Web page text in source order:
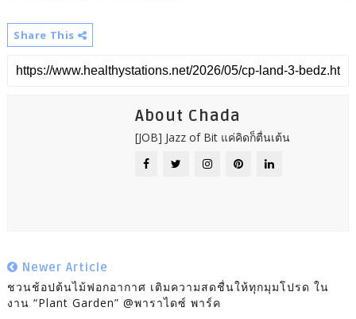
Share This
About Chada
[JOB] Jazz of Bit แค่คิดก็ตื่นเต้น
Newer Article
ชวนช้อปต้นไม้ฟอกอากาศ เติมความสดชื่นให้ทุกมุมโปรด ใน
งาน “Plant Garden” @พาราไดซ์ พาร์ค